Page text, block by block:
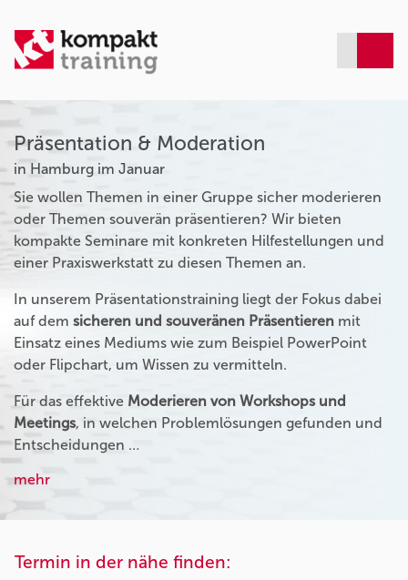
Präsentation & Moderation
in Hamburg im Januar
Sie wollen Themen in einer Gruppe sicher moderieren
oder Themen souverän präsentieren? Wir bieten
kompakte Seminare mit konkreten Hilfestellungen und
einer Praxiswerkstatt zu diesen Themen an.
In unserem Präsentationstraining liegt der Fokus dabei
auf dem sicheren und souveränen Präsentieren mit
Einsatz eines Mediums wie zum Beispiel PowerPoint
oder Flipchart, um Wissen zu vermitteln.
Für das effektive Moderieren von Workshops und
Meetings, in welchen Problemlösungen gefunden und
Entscheidungen …
mehr
Termin in der nähe finden: